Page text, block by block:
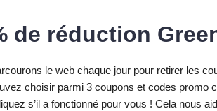
de réduction
le web chaque jour pour retirer les
choisir parmi 3 coupons et codes promo
s’il a fonctionné pour vous ! Cela nous